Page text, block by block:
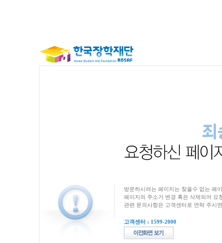
방문하시려는 페이지는 찾을수 없는 페
페이지의 주소가 변경 혹은 삭제되어 요
관련 문의사항은 고객센터로 연락 주시
고객센터 : 1599-2000